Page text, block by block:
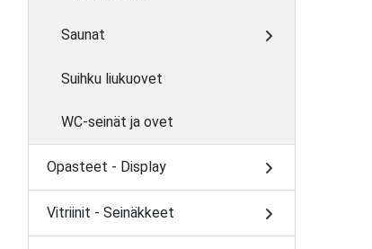
Saunat
Suihku liukuovet
WC-seinät ja ovet
Opasteet - Display
Vitriinit - Seinäkkeet